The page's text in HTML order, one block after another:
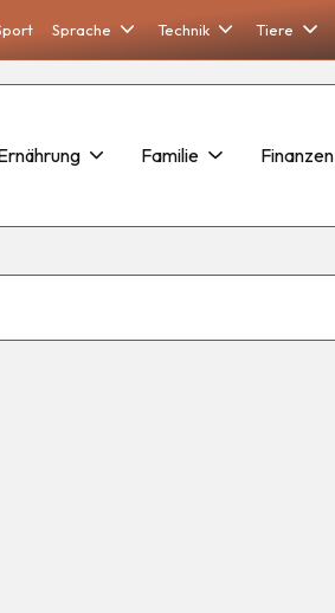
Sprache Technik Tiere
Familie Finanzen